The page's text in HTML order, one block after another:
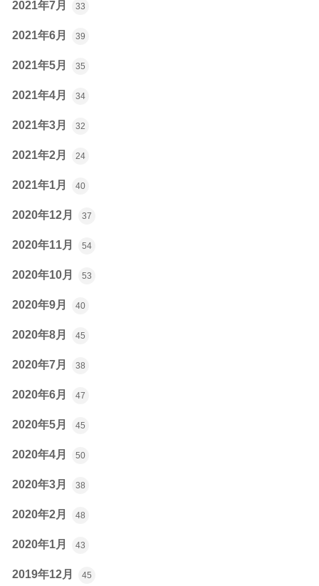
2021年7月 33
2021年6月 39
2021年5月 35
2021年4月 34
2021年3月 32
2021年2月 24
2021年1月 40
2020年12月 37
2020年11月 54
2020年10月 53
2020年9月 40
2020年8月 45
2020年7月 38
2020年6月 47
2020年5月 45
2020年4月 50
2020年3月 38
2020年2月 48
2020年1月 43
2019年12月 45